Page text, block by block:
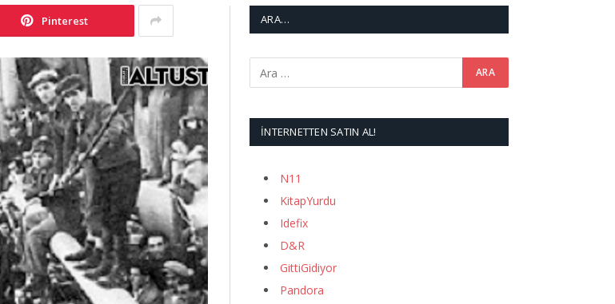
Pinterest ARA…
İNTERNETTEN SATIN AL!
N11
KitapYurdu
Idefix
D&R
GittiGidiyor
Pandora